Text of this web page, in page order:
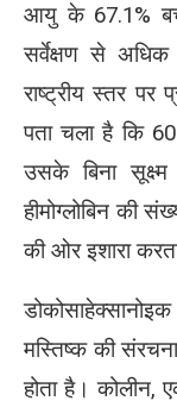
आयु के 67.1%
सर्वेक्षण से
राष्ट्रीय स्तर पर
पता चला है कि
उसके बिना
हीमोग्लोबिन की
की ओर इशारा
मस्तिष्क की
होता है।